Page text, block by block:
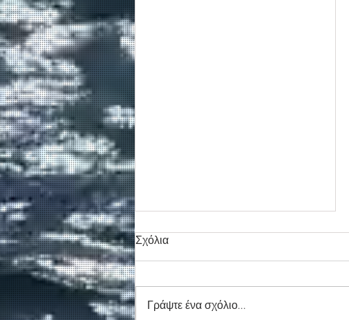
Σχόλια
Γράψτε ένα σχόλιο...